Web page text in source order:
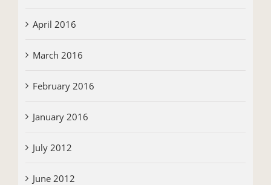
April 2016
March 2016
February 2016
January 2016
July 2012
June 2012